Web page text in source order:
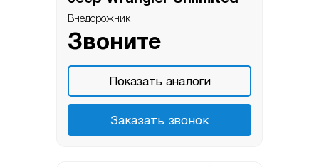
Внедорожник
Звоните
Показать аналоги
Заказать звонок